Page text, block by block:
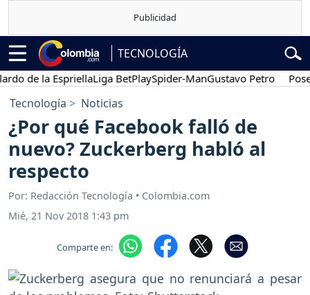
TECNOLOGÍA
la EspriellaLiga BetPlaySpider-ManGustavo Petro Posesión
Tecnología Noticias
¿Por qué Facebook falló de
nuevo? Zuckerberg habló al
respecto
Por: Redacción Tecnología • Colombia.com
Mié, 21 Nov 2018 1:43 pm
Comparte en: